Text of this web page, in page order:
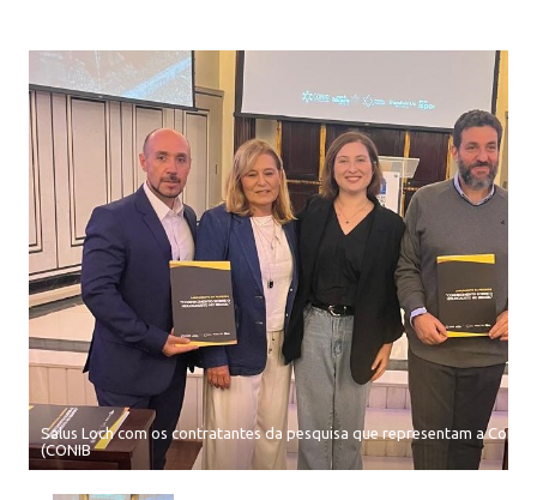
Salus Loch com os contratantes da pesquisa que representam a
(CONIB